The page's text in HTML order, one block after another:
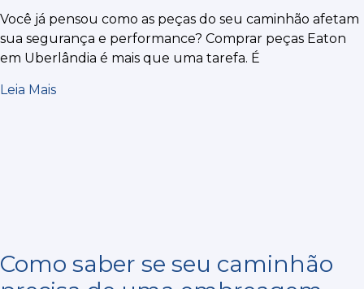
Você já pensou como as peças do seu caminhão afetam
sua segurança e performance? Comprar peças Eaton
em Uberlândia é mais que uma tarefa. É
Leia Mais
Como saber se seu caminhão